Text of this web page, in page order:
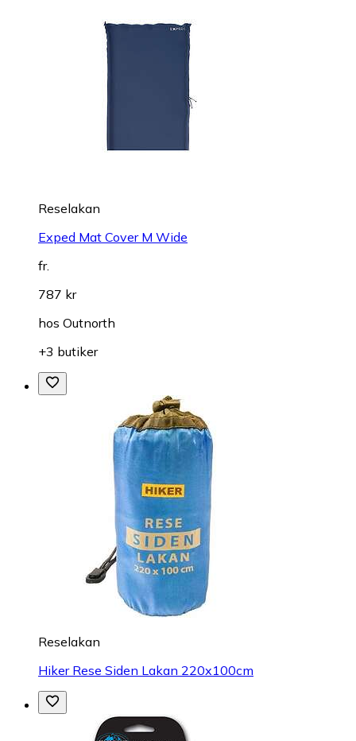
Reselakan
Exped Mat Cover M Wide
fr.
787 kr
hos Outnorth
+3 butiker
Reselakan
Hiker Rese Siden Lakan 220x100cm